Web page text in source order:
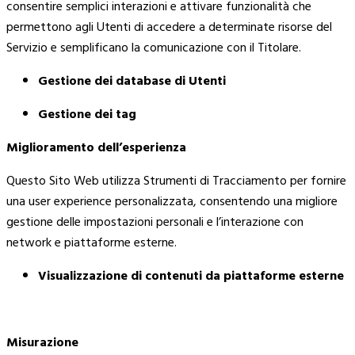
consentire semplici interazioni e attivare funzionalità che
permettono agli Utenti di accedere a determinate risorse del
Servizio e semplificano la comunicazione con il Titolare.
Gestione dei database di Utenti
Gestione dei tag
Miglioramento dell’esperienza
Questo Sito Web utilizza Strumenti di Tracciamento per fornire
una user experience personalizzata, consentendo una migliore
gestione delle impostazioni personali e l’interazione con
network e piattaforme esterne.
Visualizzazione di contenuti da piattaforme esterne
Misurazione